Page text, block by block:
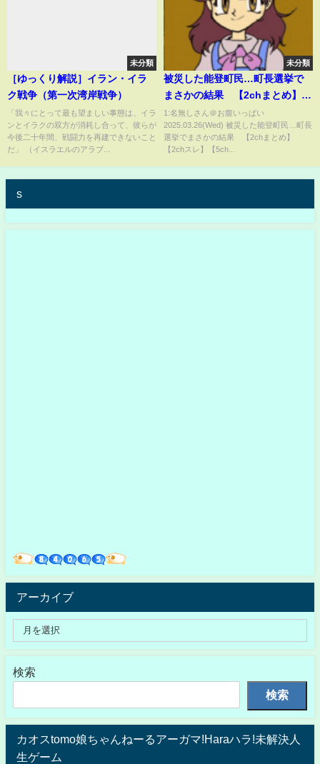
未分類
［ゆっくり解説］イラン・イラ
ク戦争（第一次湾岸戦争）
「我々にとって最も望ましい事態は、イラ
ンとイラクの双方が消耗し合って、彼らが
今後二十年間、戦闘力を再建できないこと
だ」 （イスラエルのアラブ...
未分類
被災した能登町民…町長選挙で
まさかの結果 【2chまとめ】
【2chスレ】【5chスレ】
1:名無しさん＠お腹いっぱい
2025.03.26(Wed) 被災した能登町民…町長
選挙でまさかの結果 【2chまとめ】
【2chスレ】【5ch...
s
アーカイブ
検索
検索
カオスtomo娘ちゃんねーるアーガマ!Haraハラ!未解決人
生ゲーム